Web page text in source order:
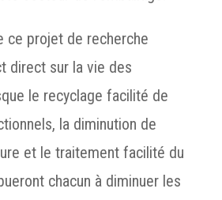
ce projet de recherche
direct sur la vie des
le recyclage facilité de
la diminution de
et le traitement facilité du
chacun à diminuer les